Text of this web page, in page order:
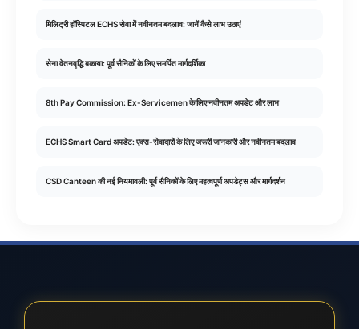
मिलिट्री हॉस्पिटल ECHS सेवा में नवीनतम बदलाव: जानें कैसे लाभ उठाएं
सेना वेतनवृद्धि बकाया: पूर्व सैनिकों के लिए समर्पित मार्गदर्शिका
8th Pay Commission: Ex-Servicemen के लिए नवीनतम अपडेट और लाभ
ECHS Smart Card अपडेट: एक्स-सेवादारों के लिए जरूरी जानकारी और नवीनतम बदलाव
CSD Canteen की नई नियमावली: पूर्व सैनिकों के लिए महत्वपूर्ण अपडेट्स और मार्गदर्शन